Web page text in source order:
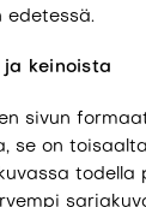
edetessä.
ja keinoista
sivun
se on
todella